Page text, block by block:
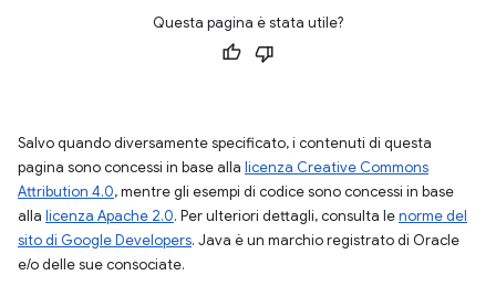
Questa pagina è stata utile?
Salvo quando diversamente specificato, i contenuti di questa
pagina sono concessi in base alla licenza Creative Commons
Attribution 4.0, mentre gli esempi di codice sono concessi in base
alla licenza Apache 2.0. Per ulteriori dettagli, consulta lenorme del
sito di Google Developers. Java è un marchio registrato di Oracle
e/o delle sue consociate.